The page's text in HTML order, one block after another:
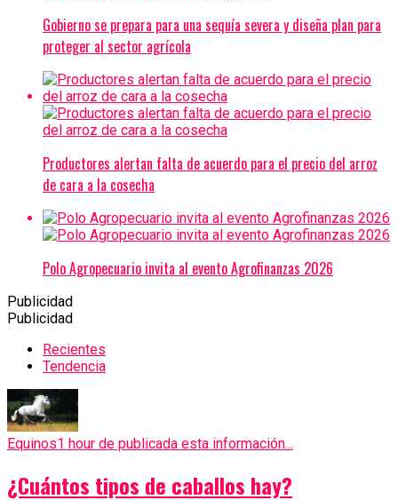
Gobierno se prepara para una sequía severa y diseña plan para
proteger al sector agrícola
Productores alertan falta de acuerdo para el precio del arroz
de cara a la cosecha
Polo Agropecuario invita al evento Agrofinanzas 2026
Publicidad
Publicidad
Recientes
Tendencia
Equinos1 hour de publicada esta información...
¿Cuántos tipos de caballos hay?